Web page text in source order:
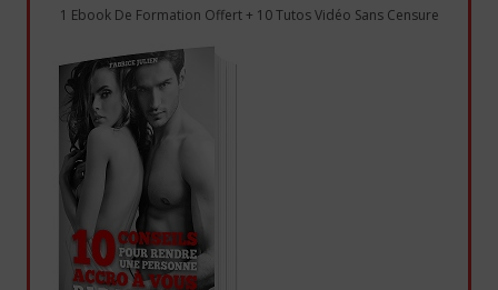
1 Ebook De Formation Offert + 10 Tutos Vidéo Sans Censure